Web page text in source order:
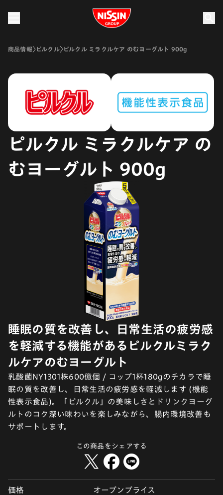
Nissin Group
商品情報 ピルクル ピルクル ミラクルケア のむヨーグルト 900g
ピルクル ミラクルケア の
むヨーグルト 900g
睡眠の質を改善し、日常生活の疲労感
を軽減する機能があるピルクルミラク
ルケアのむヨーグルト
乳酸菌NY1301株600億個 / コップ1杯180gのチカラで睡
眠の質を改善し、日常生活の疲労感を軽減します (機能
性表示食品)。「ピルクル」の美味しさとドリンクヨーグ
ルトのコク深い味わいを楽しみながら、腸内環境改善も
サポートします。
この商品をシェアする
価格 オープンプライス